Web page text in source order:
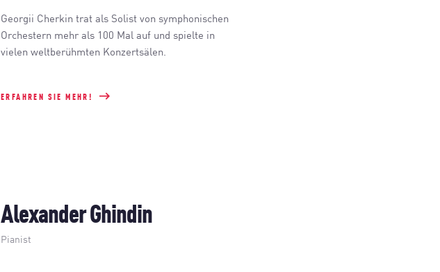
Georgii Cherkin trat als Solist von symphonischen
Orchestern mehr als 100 Mal auf und spielte in
vielen weltberühmten Konzertsälen.
ERFAHREN SIE MEHR!
Alexander Ghindin
Pianist